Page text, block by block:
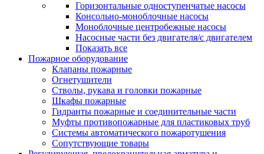
Горизонтальные одноступенчатые насосы
Консольно-моноблочные насосы
Моноблочные центробежные насосы
Насосные части без двигателя/с двигателем
Показать все
Пожарное оборудование
Клапаны пожарные
Огнетушители
Стволы, рукава и головки пожарные
Шкафы пожарные
Гидранты пожарные и соединительные части
Муфты противопожарные для пластиковых труб
Системы автоматического пожаротушения
Сопутствующие товары